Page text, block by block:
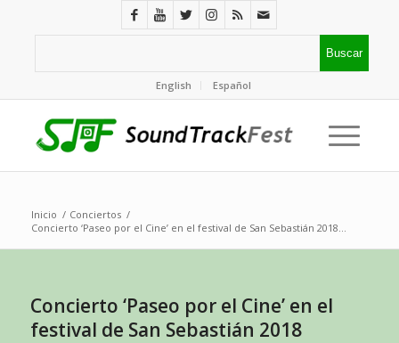
English Español
Inicio / Conciertos /
Concierto ‘Paseo por el Cine’ en el festival de San Sebastián 2018...
Concierto ‘Paseo por el Cine’ en el
festival de San Sebastián 2018